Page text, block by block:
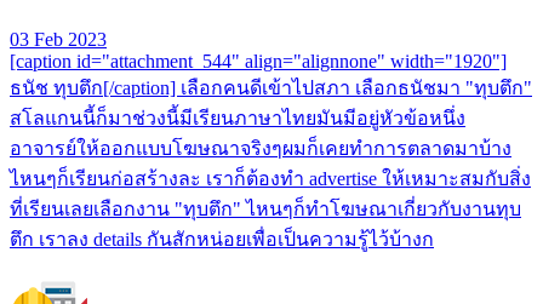
03 Feb 2023
[caption id="attachment_544" align="alignnone" width="1920"]
ธนัช ทุบตึก[/caption] เลือกคนดีเข้าไปสภา เลือกธนัชมา "ทุบตึก"
สโลแกนนี้ก็มาช่วงนี้มีเรียนภาษาไทยมันมีอยู่หัวข้อหนึ่ง
อาจารย์ให้ออกแบบโฆษณาจริงๆผมก็เคยทำการตลาดมาบ้าง
ไหนๆก็เรียนก่อสร้างละ เราก็ต้องทำ advertise ให้เหมาะสมกับสิ่ง
ที่เรียนเลยเลือกงาน "ทุบตึก" ไหนๆก็ทำโฆษณาเกี่ยวกับงานทุบ
ตึก เราลง details กันสักหน่อยเพื่อเป็นความรู้ไว้บ้างก